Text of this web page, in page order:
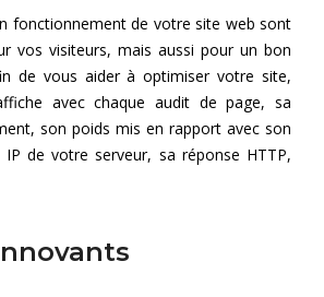
fonctionnement de votre site web sont
vos visiteurs, mais aussi pour un bon
de vous aider à optimiser votre site,
avec chaque audit de page, sa
son poids mis en rapport avec son
IP de votre serveur, sa réponse HTTP,